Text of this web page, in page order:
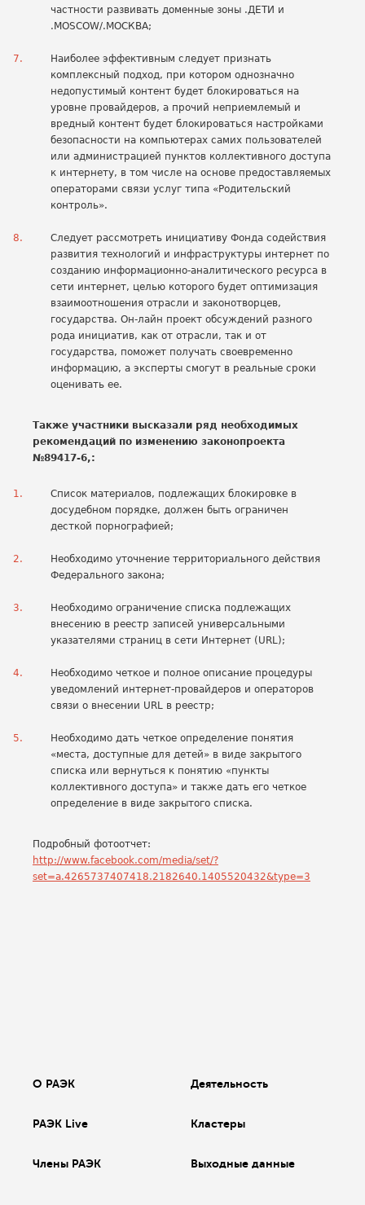
частности развивать доменные зоны .ДЕТИ и
.MOSCOW/.МОСКВА;
Наиболее эффективным следует признать
комплексный подход, при котором однозначно
недопустимый контент будет блокироваться на
уровне провайдеров, а прочий неприемлемый и
вредный контент будет блокироваться настройками
безопасности на компьютерах самих пользователей
или администрацией пунктов коллективного доступа
к интернету, в том числе на основе предоставляемых
операторами связи услуг типа «Родительский
контроль».
Следует рассмотреть инициативу Фонда содействия
развития технологий и инфраструктуры интернет по
созданию информационно-аналитического ресурса в
сети интернет, целью которого будет оптимизация
взаимоотношения отрасли и законотворцев,
государства. Он-лайн проект обсуждений разного
рода инициатив, как от отрасли, так и от
государства, поможет получать своевременно
информацию, а эксперты смогут в реальные сроки
оценивать ее.
Также участники высказали ряд необходимых
рекомендаций по изменению законопроекта
№89417-6,:
Список материалов, подлежащих блокировке в
досудебном порядке, должен быть ограничен
десткой порнографией;
Необходимо уточнение территориального действия
Федерального закона;
Необходимо ограничение списка подлежащих
внесению в реестр записей универсальными
указателями страниц в сети Интернет (URL);
Необходимо четкое и полное описание процедуры
уведомлений интернет-провайдеров и операторов
связи о внесении URL в реестр;
Необходимо дать четкое определение понятия
«места, доступные для детей» в виде закрытого
списка или вернуться к понятию «пункты
коллективного доступа» и также дать его четкое
определение в виде закрытого списка.
Подробный фотоотчет:
http://www.facebook.com/media/set/?
set=a.4265737407418.2182640.1405520432&type=3
О РАЭК Деятельность
РАЭК Live Кластеры
Члены РАЭК Выходные данные